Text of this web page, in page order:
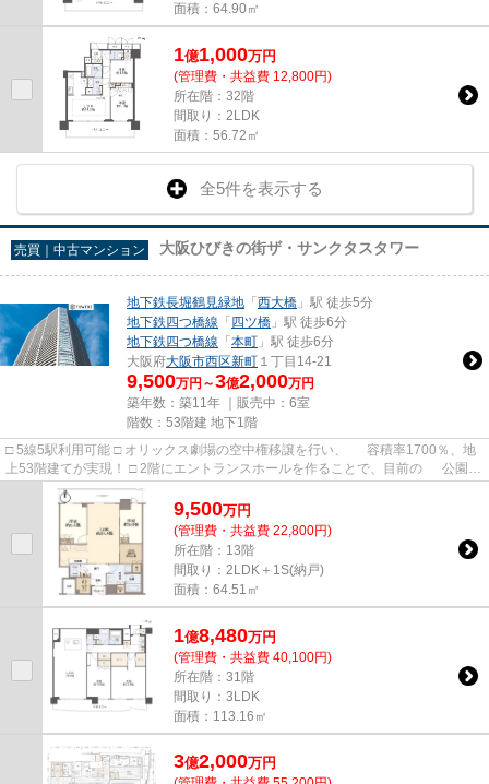
面積：64.90㎡
1億1,000万円
(管理費・共益費 12,800円)
所在階：32階
間取り：2LDK
面積：56.72㎡
全5件を表示する
売買｜中古マンション 大阪ひびきの街ザ・サンクタスタワー
地下鉄長堀鶴見緑地 「 西大橋 」駅 徒歩5分
地下鉄四つ橋線 「 四ツ橋 」駅 徒歩6分
地下鉄四つ橋線 「 本町 」駅 徒歩6分
大阪府大阪市西区新町 １丁目14-21
9,500万円～3億2,000万円
築年数：築11年 ｜販売中： 6室
階数：53階建 地下1階
□ 5線5駅利用可能 □ オリックス劇場の空中権移譲を行い、 容積率1700％、地
上53階建てが実現！ □ 2階にエントランスホールを作ることで、目前の 公園の
緑を感じ、人の目線は気...
9,500万円
(管理費・共益費 22,800円)
所在階：13階
間取り：2LDK＋1S(納戸)
面積：64.51㎡
1億8,480万円
(管理費・共益費 40,100円)
所在階：31階
間取り：3LDK
面積：113.16㎡
3億2,000万円